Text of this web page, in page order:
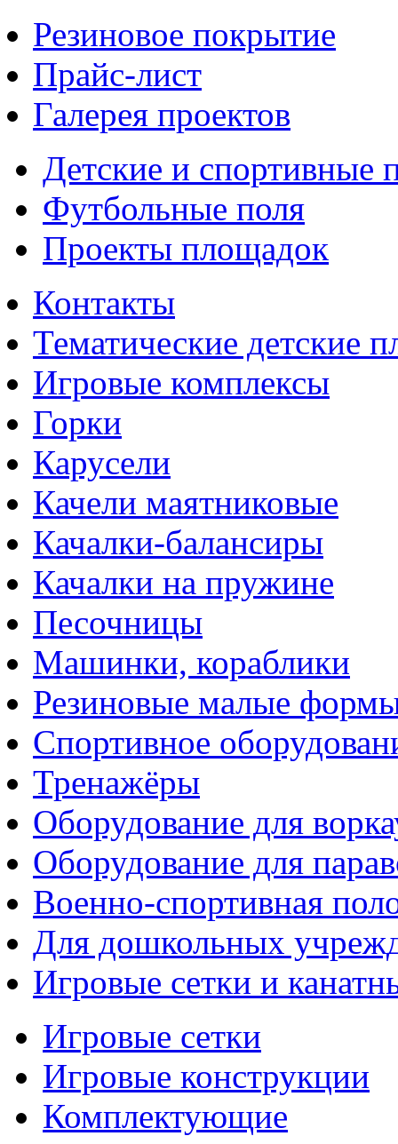
Резиновое покрытие
Прайс-лист
Галерея проектов
Детские и спортивные
Футбольные поля
Проекты площадок
Контакты
Тематические детские
Игровые комплексы
Горки
Карусели
Качели маятниковые
Качалки-балансиры
Качалки на пружине
Песочницы
Машинки, кораблики
Резиновые малые
Спортивное
Тренажёры
Оборудование для
Оборудование для
Военно-спортивная
Для дошкольных
Игровые сетки и
Игровые сетки
Игровые конструкции
Комплектующие